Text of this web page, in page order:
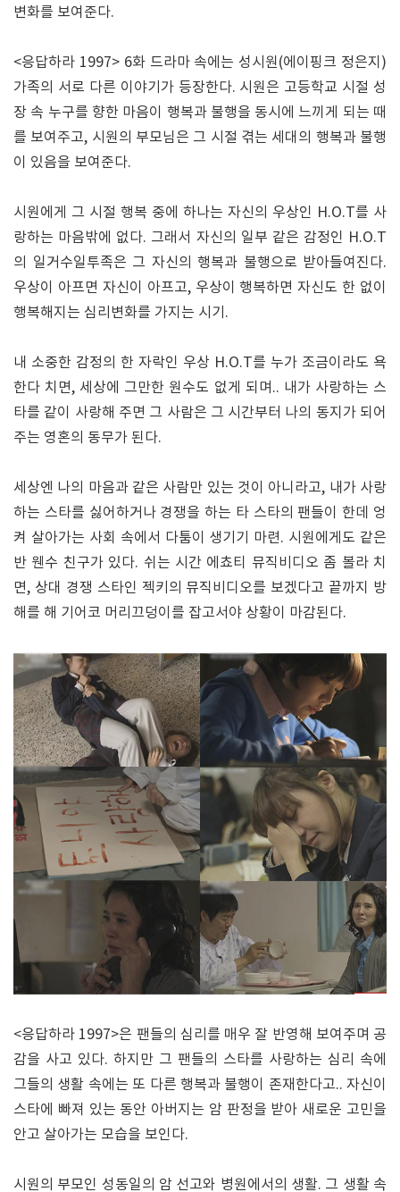
변화를 보여준다.
<응답하라 1997> 6화 드라마 속에는 성시원(에이핑크 정은지)
가족의 서로 다른 이야기가 등장한다. 시원은 고등학교 시절 성
장 속 누구를 향한 마음이 행복과 불행을 동시에 느끼게 되는 때
를 보여주고, 시원의 부모님은 그 시절 겪는 세대의 행복과 불행
이 있음을 보여준다.
시원에게 그 시절 행복 중에 하나는 자신의 우상인 H.O.T를 사
랑하는 마음밖에 없다. 그래서 자신의 일부 같은 감정인 H.O.T
의 일거수일투족은 그 자신의 행복과 불행으로 받아들여진다.
우상이 아프면 자신이 아프고, 우상이 행복하면 자신도 한 없이
행복해지는 심리변화를 가지는 시기.
내 소중한 감정의 한 자락인 우상 H.O.T를 누가 조금이라도 욕
한다 치면, 세상에 그만한 원수도 없게 되며.. 내가 사랑하는 스
타를 같이 사랑해 주면 그 사람은 그 시간부터 나의 동지가 되어
주는 영혼의 동무가 된다.
세상엔 나의 마음과 같은 사람만 있는 것이 아니라고, 내가 사랑
하는 스타를 싫어하거나 경쟁을 하는 타 스타의 팬들이 한데 엉
켜 살아가는 사회 속에서 다툼이 생기기 마련. 시원에게도 같은
반 웬수 친구가 있다. 쉬는 시간 에쵸티 뮤직비디오 좀 볼라 치
면, 상대 경쟁 스타인 젝키의 뮤직비디오를 보겠다고 끝까지 방
해를 해 기어코 머리끄덩이를 잡고서야 상황이 마감된다.
<응답하라 1997>은 팬들의 심리를 매우 잘 반영해 보여주며 공
감을 사고 있다. 하지만 그 팬들의 스타를 사랑하는 심리 속에
그들의 생활 속에는 또 다른 행복과 불행이 존재한다고.. 자신이
스타에 빠져 있는 동안 아버지는 암 판정을 받아 새로운 고민을
안고 살아가는 모습을 보인다.
시원의 부모인 성동일의 암 선고와 병원에서의 생활. 그 생활 속